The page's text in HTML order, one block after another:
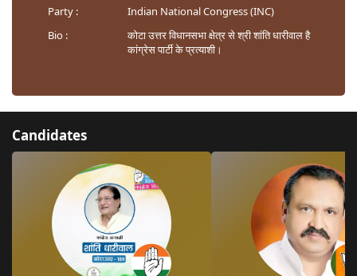
Party :
Indian National Congress (INC)
Bio :
कोटा उत्तर विधानसभा क्षेत्र से श्री शांति धारीवाल है
कांग्रेस पार्टी के प्रत्याशी।
Candidates